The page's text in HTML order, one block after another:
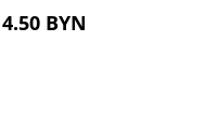
UHD 01/
BYN